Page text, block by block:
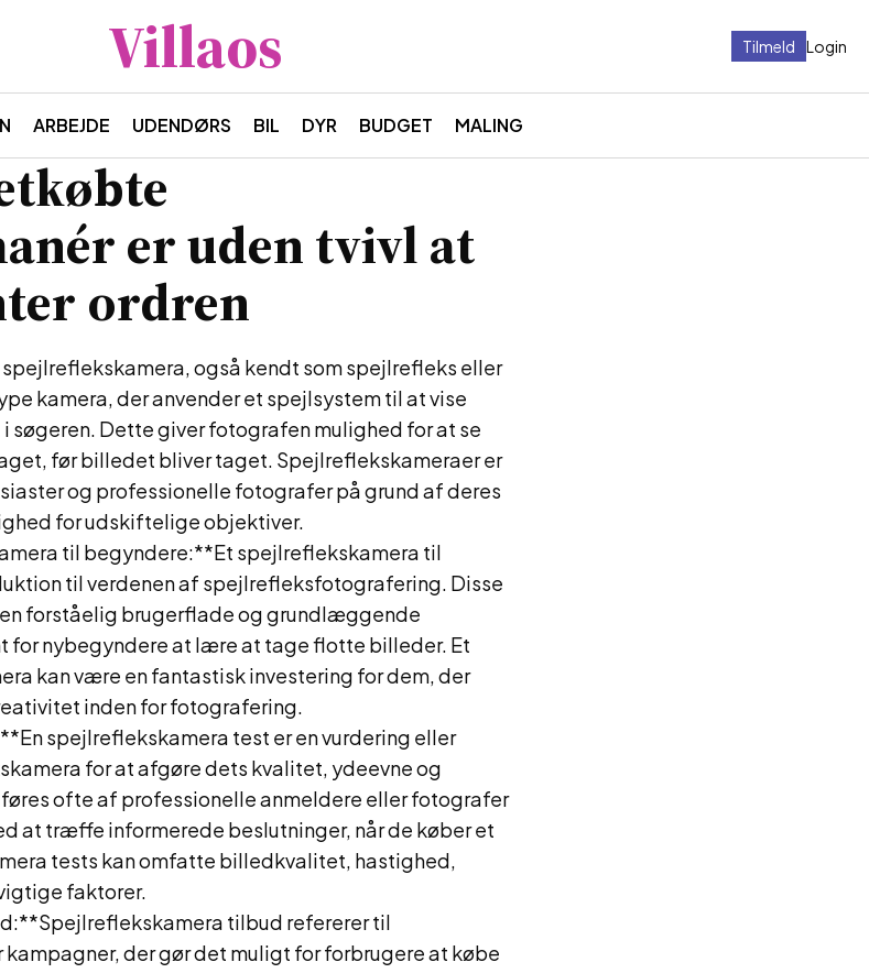
Villaos Login
Tilmeld
ARBEJDE UDENDØRS BIL DYR BUDGET MALING
er uden tvivl at
ordren
også kendt som spejlrefleks eller
kamera, der anvender et spejlsystem til at vise
søgeren. Dette giver fotografen mulighed for at se
før billedet bliver taget. Spejlreflekskameraer er
og professionelle fotografer på grund af deres
for udskiftelige objektiver.
til begyndere:**Et spejlreflekskamera til
til verdenen af spejlrefleksfotografering. Disse
forståelig brugerflade og grundlæggende
for nybegyndere at lære at tage flotte billeder. Et
kan være en fantastisk investering for dem, der
inden for fotografering.
spejlreflekskamera test er en vurdering eller
for at afgøre dets kvalitet, ydeevne og
ofte af professionelle anmeldere eller fotografer
at træffe informerede beslutninger, når de køber et
tests kan omfatte billedkvalitet, hastighed,
faktorer.
tilbud refererer til
der gør det muligt for forbrugere at købe